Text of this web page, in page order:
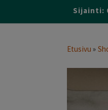
Sijainti:
Etusivu »